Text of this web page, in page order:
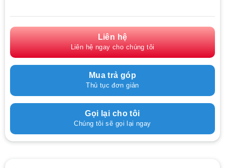
Liên hệ
Liên hệ ngay cho chúng tôi
Mua trả góp
Thủ tục đơn giản
Gọi lại cho tôi
Chúng tôi sẽ gọi lại ngay